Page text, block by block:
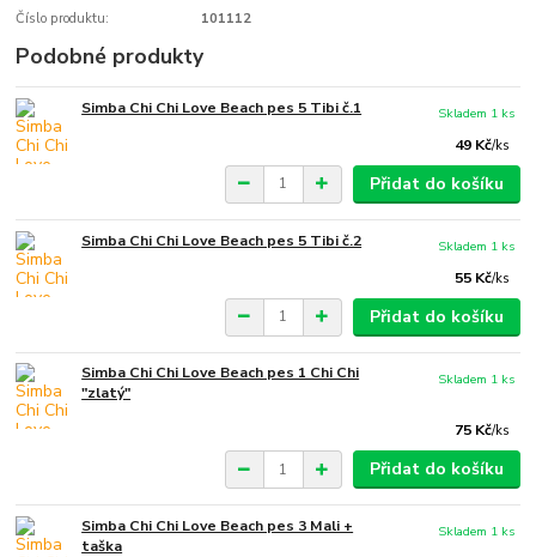
Číslo produktu: 101112
Podobné produkty
Simba Chi Chi Love Beach pes 5 Tibi č.1
49 Kč/ks
Skladem 1 ks
Přidat do košíku
Simba Chi Chi Love Beach pes 5 Tibi č.2
55 Kč/ks
Skladem 1 ks
Přidat do košíku
Simba Chi Chi Love Beach pes 1 Chi Chi
"zlatý"
75 Kč/ks
Skladem 1 ks
Přidat do košíku
Simba Chi Chi Love Beach pes 3 Mali +
taška
Skladem 1 ks